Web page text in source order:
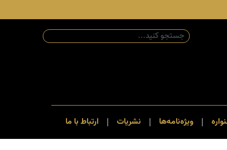
ویژه‌نامه‌ها نشریات ارتباط با ما